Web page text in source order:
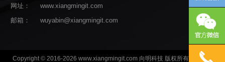
网址：
www.xiangmingit.com
邮箱：
wuyabin@xiangmingit.com
Copyright © 2016-2026 www.xiangmingit.com 向明科技 版权所有 粤ICP备